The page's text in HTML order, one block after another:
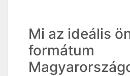
Mi az ideális
formátum